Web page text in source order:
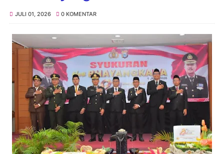
JULI 01, 2026 0 KOMENTAR